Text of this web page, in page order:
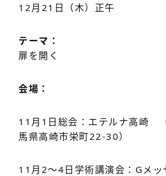
12月21日（木）正午
テーマ：
扉を開く
会場：
11月1日総会：エテルナ高崎
馬県高崎市栄町22-30）
11月2～4日学術講演会：Gメ